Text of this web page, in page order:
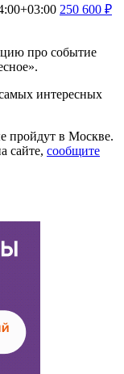
250 600 ₽
про событие
интересных
пройдут в Москве.
сайте, сообщите